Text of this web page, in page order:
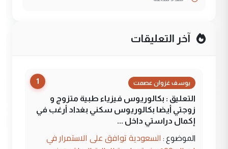
آخر التعليقات
1 يوسف غزوان عصمت
التعليق : بكالوريوس فيزياء طبية متزوج و
زوجتي أيضا بكالوريوس سكني بغداد أرغب في
إكمال دراستي داخل ...
الموضوع : السعودية توافق على الاستمرار في